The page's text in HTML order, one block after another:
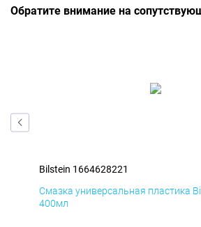
Обратите внимание на
Bilstein 1664628221
Смазка универсальная пластика
400мл